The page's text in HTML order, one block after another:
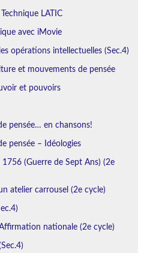
LATIC
avec iMovie
opérations intellectuelles (Sec.4)
et mouvements de pensée
et pouvoirs
pensée… en chansons!
pensée – Idéologies
(Guerre de Sept Ans) (2e
atelier carrousel (2e cycle)
nationale (2e cycle)